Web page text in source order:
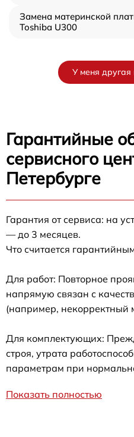
Замена материнской
Toshiba U300
У меня другая
Гарантийные
сервисного
Петербурге
Гарантия от сервиса: на
— до 3 месяцев.
Что считается
Для работ: Повторное
напрямую связан с
(например, некорректный
Для комплектующих:
строя, утрата
параметрам при
Показать полностью